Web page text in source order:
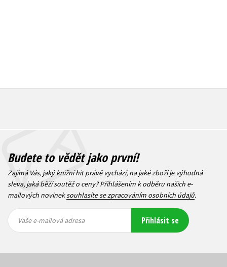
Budete to vědět jako první!
Zajímá Vás, jaký knižní hit právě vychází, na jaké zboží je výhodná
sleva, jaká běží soutěž o ceny? Přihlášením k odběru našich e-
mailových novineksouhlasíte se zpracováním osobních údajů.
mailová
mailová
Vaše e-mailová adresa Přihlásit se